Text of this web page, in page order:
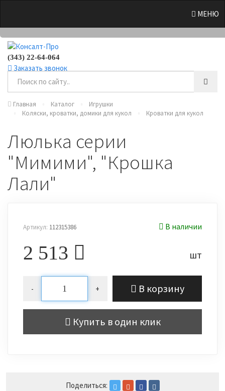
МЕНЮ
(343) 22-64-064
Заказать звонок
Главная Каталог
Игрушки
Коляски, кроватки, домики для кукол
Кроватки для кукол
Люлька серии
"Мимими", "Крошка
Лали"
Артикул: 112315386 В наличии
2 513 шт
- + В корзину
Купить в один клик
Поделиться: